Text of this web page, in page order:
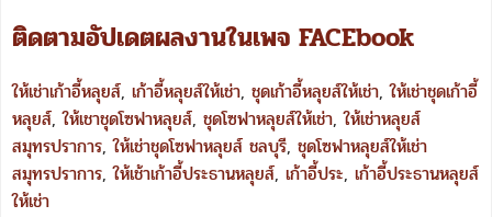
ติดตามอัปเดตผลงานในเพจ FACEbook
ให้เช่าเก้าอี้หลุยส์, เก้าอี้หลุยส์ให้เช่า, ชุดเก้าอี้หลุยส์ให้เช่า, ให้เช่าชุดเก้าอี้
หลุยส์, ให้เชาชุดโซฟาหลุยส์, ชุดโซฟาหลุยส์ให้เช่า, ให้เช่าหลุยส์
สมุทรปราการ, ให้เช่าชุดโซฟาหลุยส์ ชลบุรี, ชุดโซฟาหลุยส์ให้เช่า
สมุทรปราการ, ให้เช้าเก้าอี้ประธานหลุยส์, เก้าอี้ประ, เก้าอี้ประธานหลุยส์
ให้เช่า